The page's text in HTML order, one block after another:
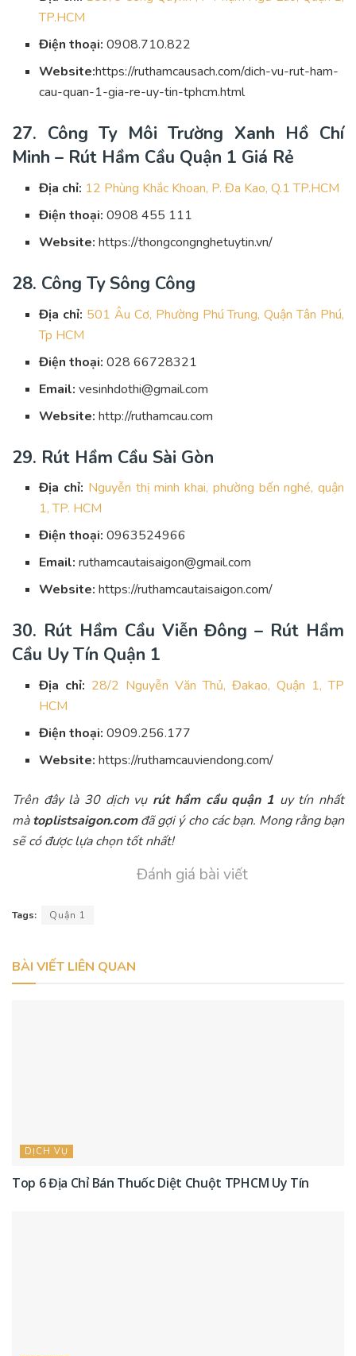
TP.HCM
Điện thoại: 0908.710.822
Website:https://ruthamcausach.com/dich-vu-rut-ham-
cau-quan-1-gia-re-uy-tin-tphcm.html
27. Công Ty Môi Trường Xanh Hồ Chí
Minh – Rút Hầm Cầu Quận 1 Giá Rẻ
Địa chỉ: 12 Phùng Khắc Khoan, P. Đa Kao, Q.1 TP.HCM
Điện thoại: 0908 455 111
Website: https://thongcongnghetuytin.vn/
28. Công Ty Sông Công
Địa chỉ: 501 Âu Cơ, Phường Phú Trung, Quận Tân Phú,
Tp HCM
Điện thoại: 028 66728321
Email: vesinhdothi@gmail.com
Website: http://ruthamcau.com
29. Rút Hầm Cầu Sài Gòn
Địa chỉ: Nguyễn thị minh khai, phường bến nghé, quận
1, TP. HCM
Điện thoại: 0963524966
Email: ruthamcautaisaigon@gmail.com
Website: https://ruthamcautaisaigon.com/
30. Rút Hầm Cầu Viễn Đông – Rút Hầm
Cầu Uy Tín Quận 1
Địa chỉ: 28/2 Nguyễn Văn Thủ, Đakao, Quận 1, TP
HCM
Điện thoại: 0909.256.177
Website: https://ruthamcauviendong.com/
Trên đây là 30 dịch vụ rút hầm cầu quận 1 uy tín nhất
màtoplistsaigon.comđã gợi ý cho các bạn. Mong rằng bạn
sẽ có được lựa chọn tốt nhất!
Đánh giá bài viết
Tags: Quận 1
BÀI VIẾT LIÊN QUAN
DỊCH VỤ
Top 6 Địa Chỉ Bán Thuốc Diệt Chuột TPHCM Uy Tín